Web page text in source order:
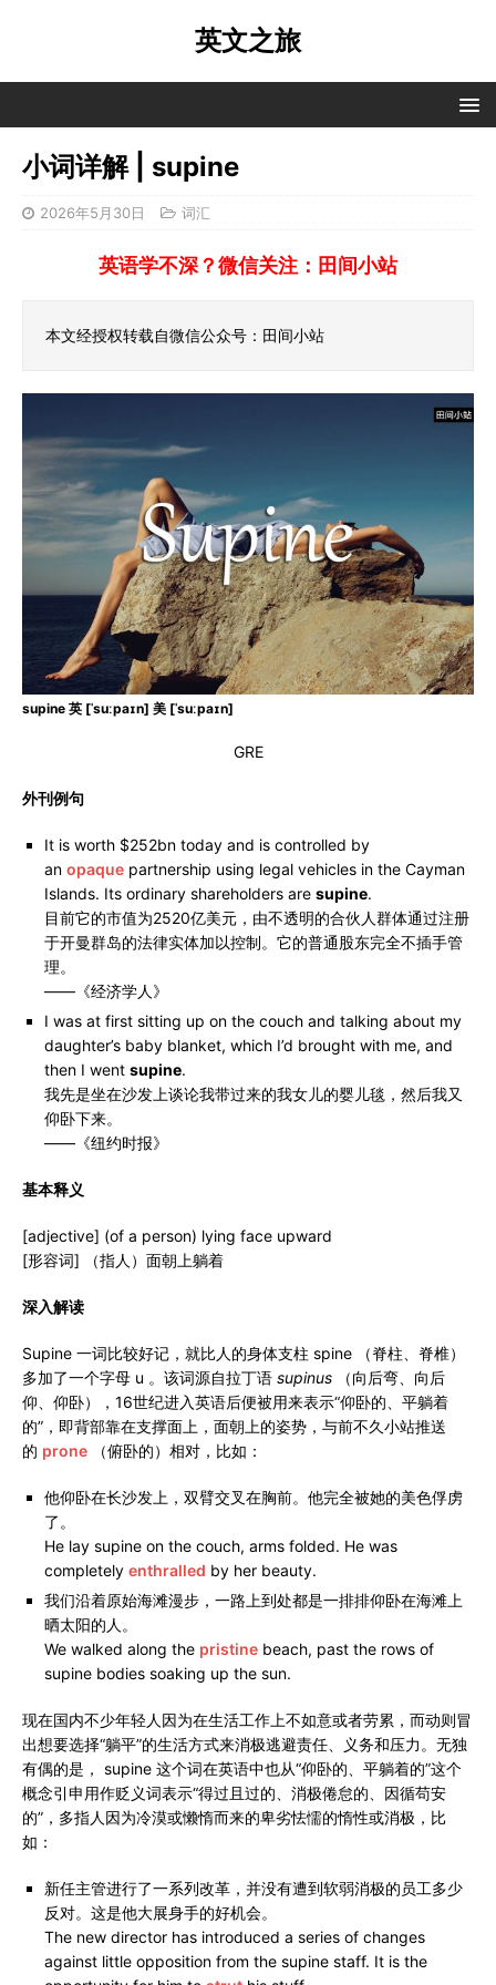
英文之旅
小词详解 | supine
2026年5月30日 词汇
英语学不深？微信关注：田间小站
本文经授权转载自微信公众号：田间小站
supine 英 [ˈsuːpaɪn] 美 [ˈsuːpaɪn]
GRE
外刊例句
It is worth $252bn today and is controlled by
an opaque partnership using legal vehicles in the Cayman
Islands. Its ordinary shareholders are supine.
目前它的市值为2520亿美元，由不透明的合伙人群体通过注册
于开曼群岛的法律实体加以控制。它的普通股东完全不插手管
理。
——《经济学人》
I was at first sitting up on the couch and talking about my
daughter’s baby blanket, which I’d brought with me, and
then I went supine.
我先是坐在沙发上谈论我带过来的我女儿的婴儿毯，然后我又
仰卧下来。
——《纽约时报》
基本释义
[adjective] (of a person) lying face upward
[形容词] （指人）面朝上躺着
深入解读
Supine 一词比较好记，就比人的身体支柱 spine （脊柱、脊椎）
多加了一个字母 u 。该词源自拉丁语 supinus （向后弯、向后
仰、仰卧），16世纪进入英语后便被用来表示“仰卧的、平躺着
的”，即背部靠在支撑面上，面朝上的姿势，与前不久小站推送
的 prone （俯卧的）相对，比如：
他仰卧在长沙发上，双臂交叉在胸前。他完全被她的美色俘虏
了。
He lay supine on the couch, arms folded. He was
completely enthralled by her beauty.
我们沿着原始海滩漫步，一路上到处都是一排排仰卧在海滩上
晒太阳的人。
We walked along the pristine beach, past the rows of
supine bodies soaking up the sun.
现在国内不少年轻人因为在生活工作上不如意或者劳累，而动则冒
出想要选择“躺平”的生活方式来消极逃避责任、义务和压力。无独
有偶的是， supine 这个词在英语中也从“仰卧的、平躺着的”这个
概念引申用作贬义词表示“得过且过的、消极倦怠的、因循苟安
的”，多指人因为冷漠或懒惰而来的卑劣怯懦的惰性或消极，比
如：
新任主管进行了一系列改革，并没有遭到软弱消极的员工多少
反对。这是他大展身手的好机会。
The new director has introduced a series of changes
against little opposition from the supine staff. It is the